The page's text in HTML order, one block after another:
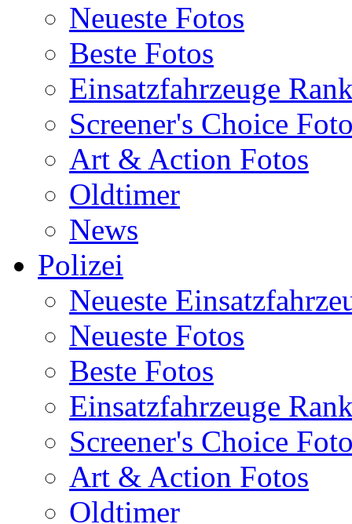
Neueste Fotos
Beste Fotos
Einsatzfahrzeuge
Screener's Choice
Art & Action Fotos
Oldtimer
News
Polizei
Neueste
Neueste Fotos
Beste Fotos
Einsatzfahrzeuge
Screener's Choice
Art & Action Fotos
Oldtimer